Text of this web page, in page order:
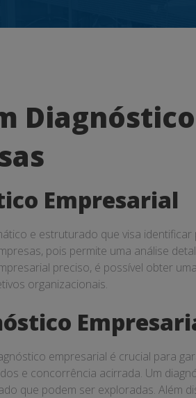
Empresarial
e estruturado que visa
pois permite uma análise
preciso, é possível obter
organizacionais.
empresarial é crucial para
e concorrência acirrada. Um
que podem ser exploradas. Além